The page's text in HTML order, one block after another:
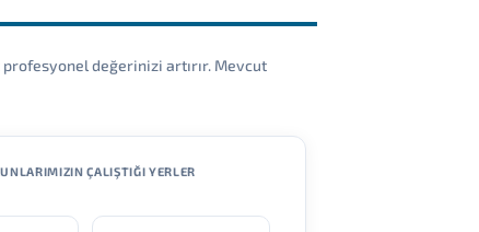
profesyonel değerinizi artırır. Mevcut
ÇALIŞTIĞI YERLER